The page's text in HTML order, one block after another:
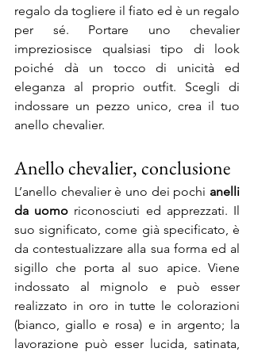
regalo da togliere il fiato ed è un regalo
per sé. Portare uno chevalier
impreziosisce qualsiasi tipo di look
poiché dà un tocco di unicità ed
eleganza al proprio outfit. Scegli di
indossare un pezzo unico, crea il tuo
anello chevalier.
Anello chevalier, conclusione
L’anello chevalier è uno dei pochi anelli
da uomo riconosciuti ed apprezzati. Il
suo significato, come già specificato, è
da contestualizzare alla sua forma ed al
sigillo che porta al suo apice. Viene
indossato al mignolo e può esser
realizzato in oro in tutte le colorazioni
(bianco, giallo e rosa) e in argento; la
lavorazione può esser lucida, satinata,